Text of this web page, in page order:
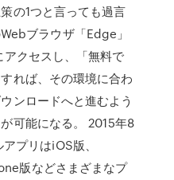
の1つと言っても過言
ブラウザ「Edge」
クセスし、「無料で
れば、その環境に合わ
ンロードへと進むよう
可能になる。 2015年8
プリはiOS版、
版などさまざまなプ